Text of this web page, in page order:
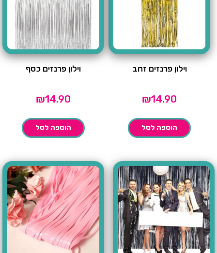
וילון פרנזים זהב
₪14.90
הוספה לסל
וילון פרנזים כסף
₪14.90
הוספה לסל